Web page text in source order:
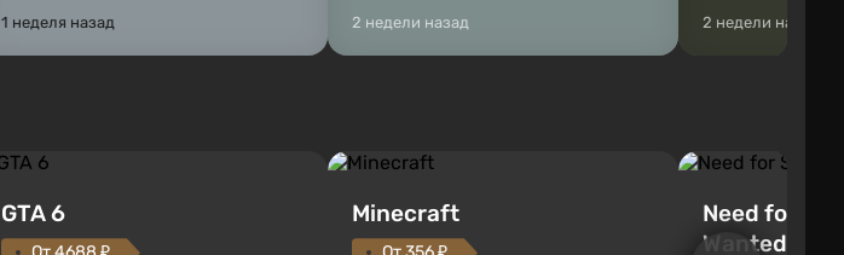
1 неделя назад 2 недели назад 2 недели назад
GTA 6 Minecraft
Need for
Wanted